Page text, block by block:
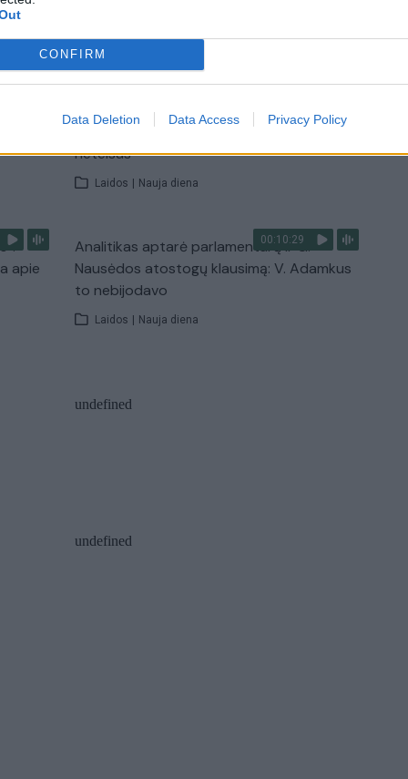
CONFIRM
Data Deletion Data Access Privacy Policy
V. Zalužno pasisakymą laiko bandymu
įsitvirtinti Ukrainos politikoje: jis yra
neteisus
Laidos | Nauja diena
apie
00:10:29
Analitikas aptarė parlamentarų ir G.
Nausėdos atostogų klausimą: V. Adamkus
to nebijodavo
Laidos | Nauja diena